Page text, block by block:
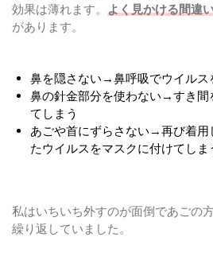
効果は薄れます。
よく見かける間違
があります。
鼻を隠さない→鼻呼吸でウイルス
鼻の針金部分を使わない→すき間
てしまう
あごや首にずらさない→再び着用
たウイルスをマスクに付けてしま
私はいちいち外すのが面倒であごの
繰り返していました。